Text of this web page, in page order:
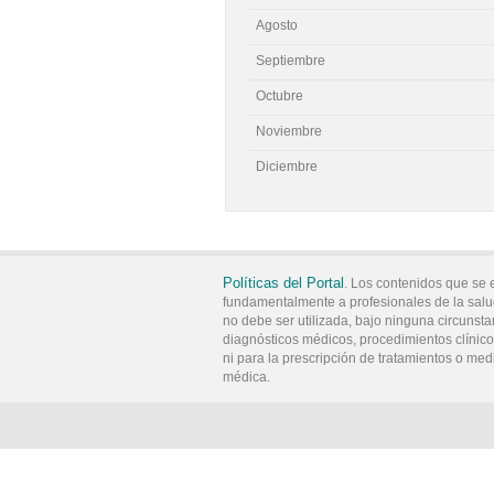
Agosto
Septiembre
Octubre
Noviembre
Diciembre
Políticas del Portal . Los contenidos que se
fundamentalmente a profesionales de la
no debe ser utilizada, bajo ninguna
diagnósticos médicos, procedimientos
ni para la prescripción de tratamientos o
médica.